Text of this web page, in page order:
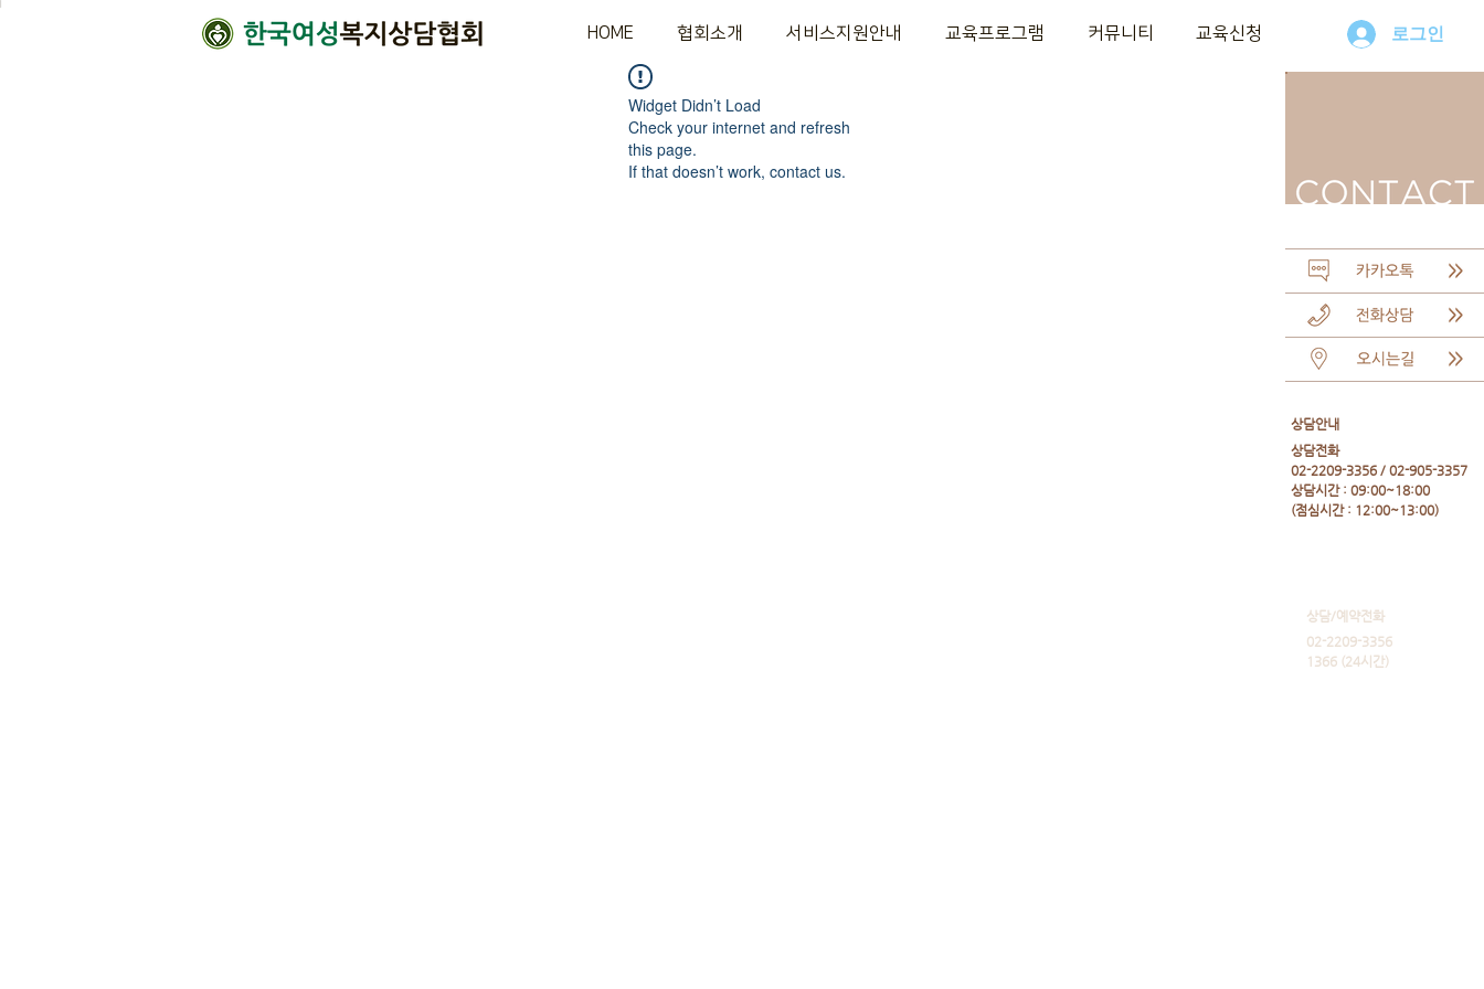
​상담안내
​상담전화
02-2209-3356 / 02-905-3357
상담시간 : 09:00~18:00
​(점심시간 : 12:00~13:00)
​상담/예약전화
02-2209-3356
1366 (24시간)
HOME 협회소개 서비스지원안내 교육프로그램 커뮤니티 교육신청 로그인
Widget Didn’t Load
Check your internet and refresh
this page.
If that doesn’t work, contact us.